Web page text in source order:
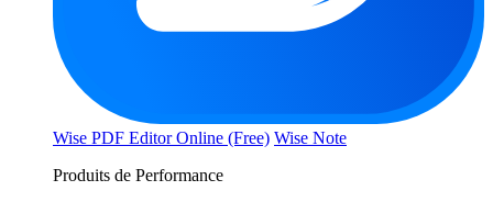
Wise PDF Editor Online (Free) Wise Note
Produits de Performance